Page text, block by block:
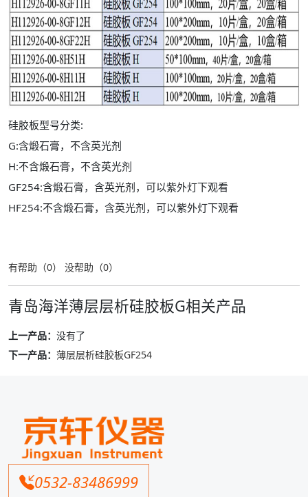
硅胶板型号分类:
G:含煅石膏，不含英光剂
H:不含煅石膏，不含英光剂
GF254:含煅石膏，含英光剂，可以紫外灯下观看
HF254:不含煅石膏，含英光剂，可以紫外灯下观看
有帮助（0） 没帮助（0）
青岛海洋薄层层析硅胶板G相关产品
上一产品： 没有了
下一产品： 薄层层析硅胶板GF254
0532-83486999